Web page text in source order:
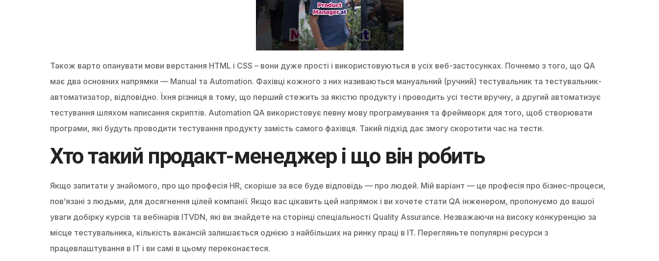
Також варто опанувати мови верстання HTML і CSS – вони дуже прості і використовуються в усіх веб-застосунках. Почнемо з того, що QA
має два основних напрямки — Manual та Automation. Фахівці кожного з них називаються мануальний (ручний) тестувальник та тестувальник-
автоматизатор, відповідно. Їхня різниця в тому, що перший стежить за якістю продукту і проводить усі тести вручну, а другий автоматизує
тестування шляхом написання скриптів. Automation QA використовує певну мову програмування та фреймворк для того, щоб створювати
програми, які будуть проводити тестування продукту замість самого фахівця. Такий підхід дає змогу скоротити час на тести.
Хто такий продакт-менеджер і що він робить
Якщо запитати у знайомого, про що професія HR, скоріше за все буде відповідь — про людей. Мій варіант — це професія про бізнес-процеси,
пов’язані з людьми, для досягнення цілей компанії. Якщо вас цікавить цей напрямок і ви хочете стати QA інженером, пропонуємо до вашої
уваги добірку курсів та вебінарів ITVDN, які ви знайдете на сторінці спеціальності Quality Assurance. Незважаючи на високу конкуренцію за
місце тестувальника, кількість вакансій залишається однією з найбільших на ринку праці в IT. Перегляньте популярні ресурси з
працевлаштування в IT і ви самі в цьому переконаєтеся.